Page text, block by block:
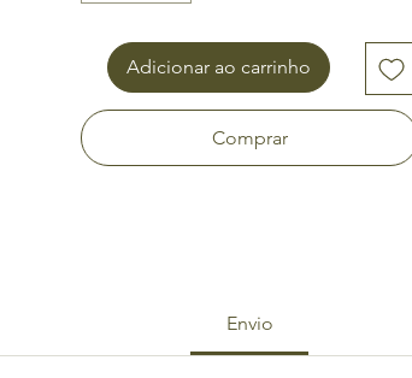
Adicionar ao carrinho
Comprar
Envio